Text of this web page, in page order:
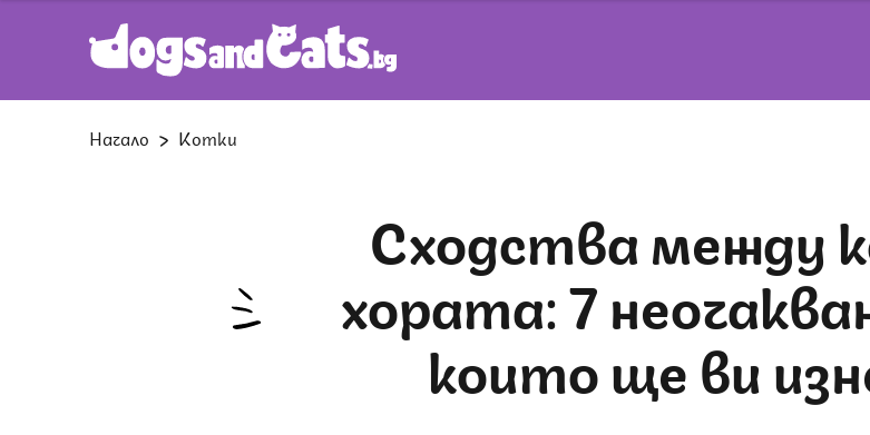
Начало Котки
Сходства между котките и
хората: 7
които ще ви